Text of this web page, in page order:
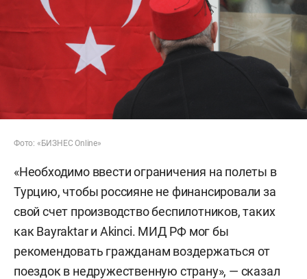
Фото: «БИЗНЕС Online»
«Необходимо ввести ограничения на полеты в
Турцию, чтобы россияне не финансировали за
свой счет производство беспилотников, таких
как Bayraktar и Akinci. МИД РФ мог бы
рекомендовать гражданам воздержаться от
поездок в недружественную страну», — сказал